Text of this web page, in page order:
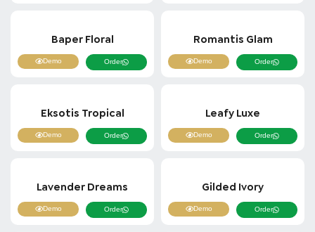
Baper Floral
Demo Order
Romantis Glam
Demo Order
Eksotis Tropical
Demo Order
Leafy Luxe
Demo Order
Lavender Dreams
Demo Order
Gilded Ivory
Demo Order